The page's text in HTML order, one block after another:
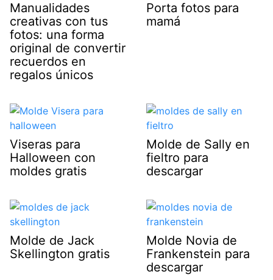
Manualidades
creativas con tus
fotos: una forma
original de convertir
recuerdos en
regalos únicos
Porta fotos para
mamá
Viseras para
Halloween con
moldes gratis
Molde de Sally en
fieltro para
descargar
Molde de Jack
Skellington gratis
Molde Novia de
Frankenstein para
descargar